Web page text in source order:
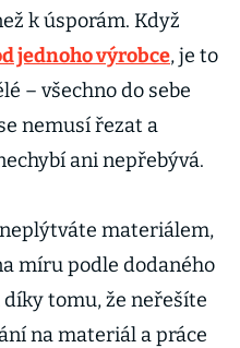
k úsporám. Když
jednoho výrobce, je to
– všechno do sebe
nemusí řezat a
ani nepřebývá.
materiálem,
míru podle dodaného
tomu, že neřešíte
na materiál a práce